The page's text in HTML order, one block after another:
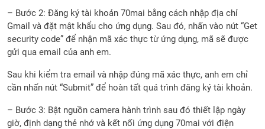
– Bước 2: Đăng ký tài khoản 70mai bằng cách nhập địa chỉ
Gmail và đặt mật khẩu cho ứng dụng. Sau đó, nhấn vào nút “Get
security code” để nhận mã xác thực từ ứng dụng, mã sẽ được
gửi qua email của anh em.
Sau khi kiểm tra email và nhập đúng mã xác thực, anh em chỉ
cần nhấn nút “Submit” để hoàn tất quá trình đăng ký tài khoản.
– Bước 3: Bật nguồn camera hành trình sau đó thiết lập ngày
giờ, định dạng thẻ nhớ và kết nối ứng dụng 70mai với điện